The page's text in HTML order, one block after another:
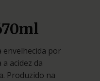
envelhecida por
acidez da
Produzido na